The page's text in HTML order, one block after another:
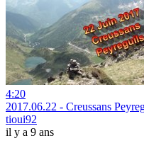
4:20
2017.06.22 - Creussans
tioui92
il y a 9 ans